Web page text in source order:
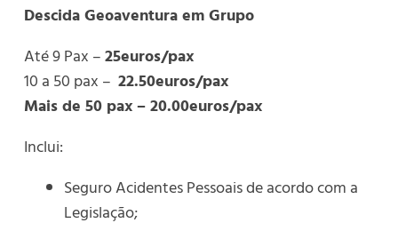
Descida Geoaventura em Grupo
Até 9 Pax –25euros/pax
10 a 50 pax – 22.50euros/pax
Mais de 50 pax – 20.00euros/pax
Inclui:
Seguro Acidentes Pessoais de acordo com a
Legislação;